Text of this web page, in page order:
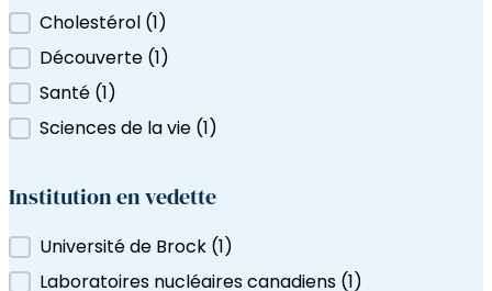
Canada
Filtrer par étiquette
Cholestérol (1)
Découverte (1)
Santé (1)
Sciences de la vie (1)
Institution en vedette
Institution en vedette
Université de Brock (1)
Laboratoires nucléaires canadiens (1)